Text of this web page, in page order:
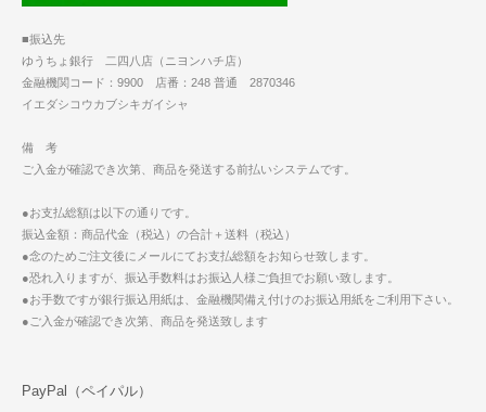
■振込先
ゆうちょ銀行 二四八店（ニヨンハチ店）
金融機関コード：9900 店番：248 普通 2870346
イエダシコウカブシキガイシャ
備 考
ご入金が確認でき次第、商品を発送する前払いシステムです。
●お支払総額は以下の通りです。
振込金額：商品代金（税込）の合計＋送料（税込）
●念のためご注文後にメールにてお支払総額をお知らせ致します。
●恐れ入りますが、振込手数料はお振込人様ご負担でお願い致します。
●お手数ですが銀行振込用紙は、金融機関備え付けのお振込用紙をご利用下さい。
●ご入金が確認でき次第、商品を発送致します
PayPal（ペイパル）